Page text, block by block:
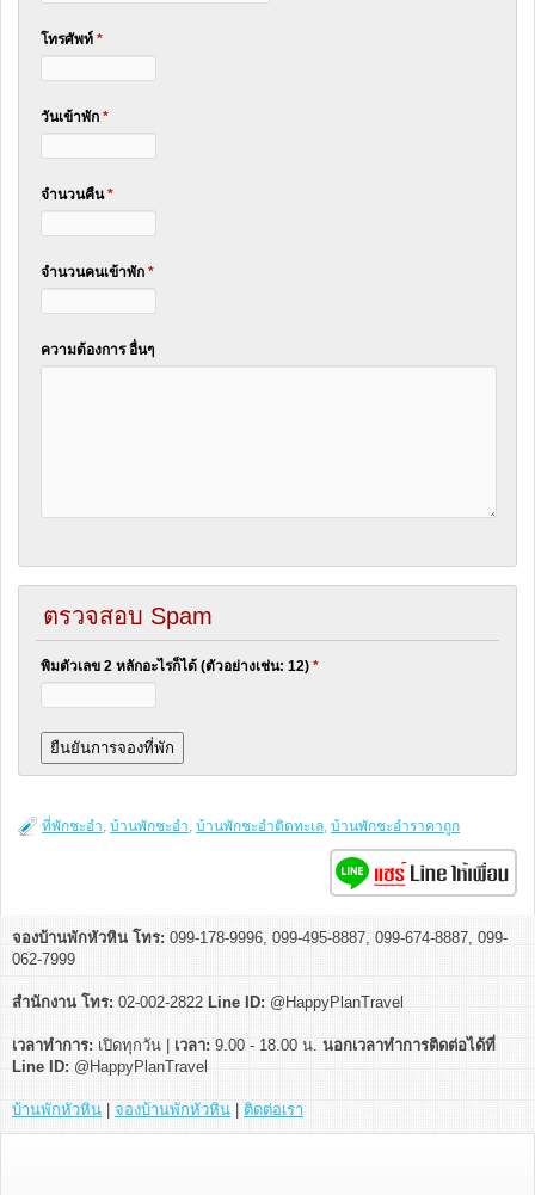
โทรศัพท์ *
วันเข้าพัก *
จำนวนคืน*
จำนวนคนเข้าพัก *
ความต้องการ อื่นๆ
ตรวจสอบ Spam
พิมตัวเลข 2 หลักอะไรก็ได้ (ตัวอย่างเช่น: 12) *
ที่พักชะอำ, บ้านพักชะอำ, บ้านพักชะอำติดทะเล, บ้านพักชะอำราคาถูก
จองบ้านพักหัวหิน โทร: 099-178-9996, 099-495-8887, 099-674-8887, 099-
062-7999
สำนักงาน โทร: 02-002-2822 Line ID: @HappyPlanTravel
เวลาทำการ: เปิดทุกวัน | เวลา: 9.00 - 18.00 น. นอกเวลาทำการติดต่อได้ที่
Line ID: @HappyPlanTravel
บ้านพักหัวหิน จองบ้านพักหัวหิน ติดต่อเรา